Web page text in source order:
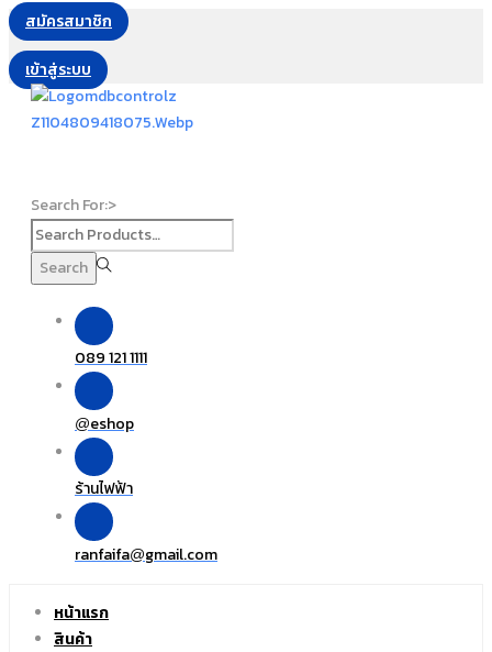
สมัครสมาชิก
เข้าสู่ระบบ
Search For:>
Search
089 121 1111
@eshop
ร้านไฟฟ้า
ranfaifa@gmail.com
หน้าแรก
สินค้า